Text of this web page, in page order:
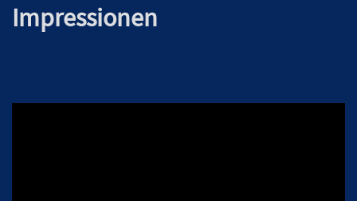
Impressionen